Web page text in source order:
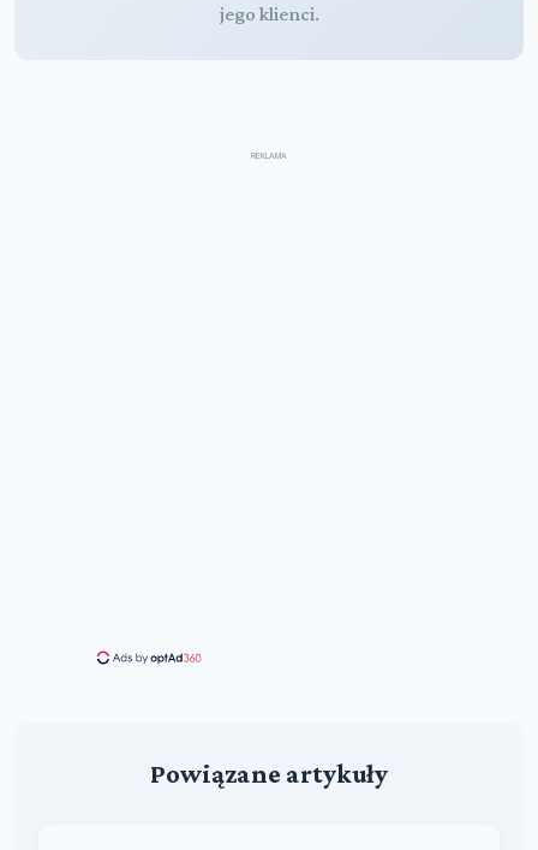
jego klienci.
REKLAMA
Powiązane artykuły